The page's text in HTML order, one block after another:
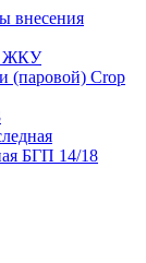
внесения
ЖКУ
(паровой) Crop
БГП 14/18